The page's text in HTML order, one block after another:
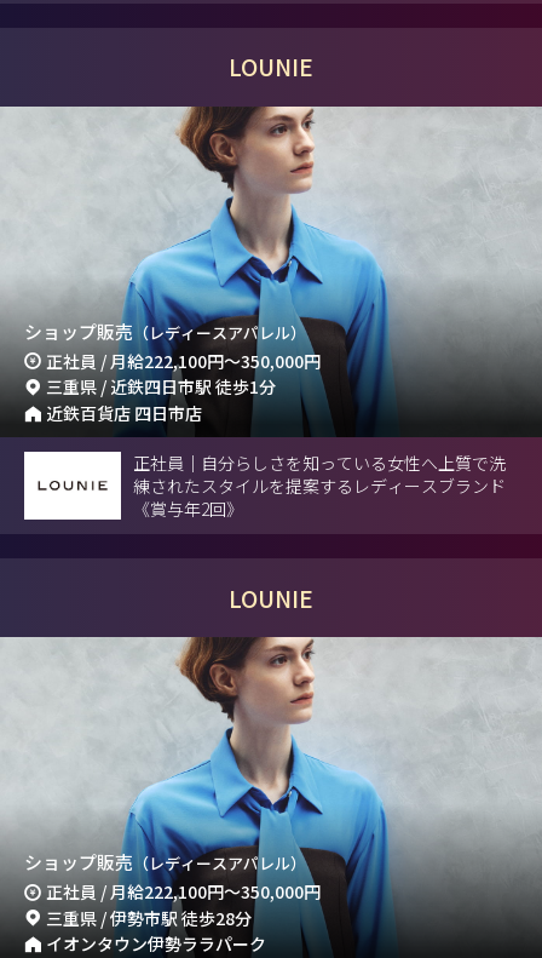
LOUNIE
ショップ販売 （レディースアパレル）
正社員 / 月給222,100円～350,000円
三重県 / 近鉄四日市駅 徒歩1分
近鉄百貨店 四日市店
正社員｜自分らしさを知っている女性へ上質で洗
練されたスタイルを提案するレディースブランド
《賞与年2回》
LOUNIE
ショップ販売 （レディースアパレル）
正社員 / 月給222,100円～350,000円
三重県 / 伊勢市駅 徒歩28分
イオンタウン伊勢ララパーク